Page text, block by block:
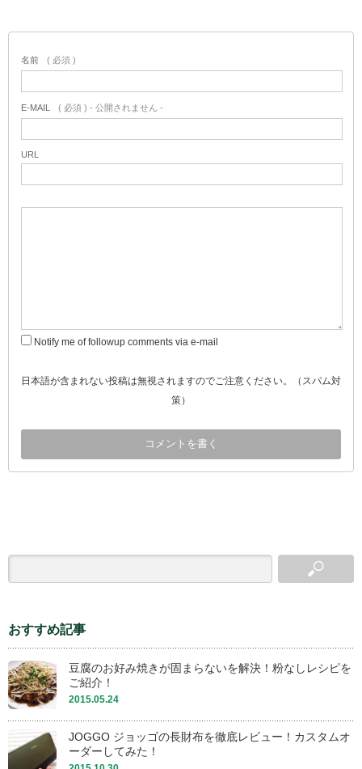
名前 ( 必須 )
E-MAIL ( 必須 ) - 公開されません -
URL
Notify me of followup comments via e-mail
日本語が含まれない投稿は無視されますのでご注意ください。（スパム対
策）
おすすめ記事
豆腐のお好み焼きが固まらないを解決！粉なしレシピを
ご紹介！
2015.05.24
JOGGO ジョッゴの長財布を徹底レビュー！カスタムオ
ーダーしてみた！